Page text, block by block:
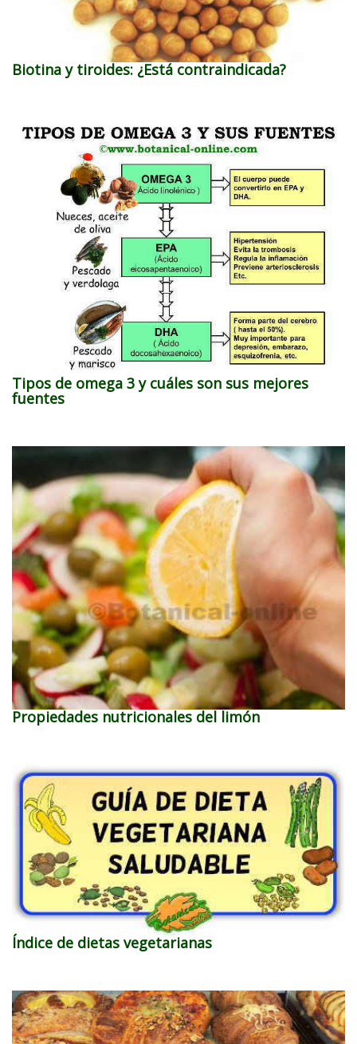
Biotina y tiroides: ¿Está contraindicada?
Tipos de omega 3 y cuáles son sus mejores
fuentes
Propiedades nutricionales del limón
Índice de dietas vegetarianas